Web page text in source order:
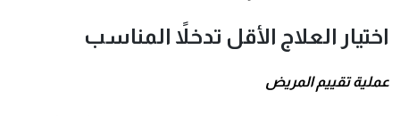
اختيار العلاج الأقل تدخلاً المناسب
عملية تقييم المريض